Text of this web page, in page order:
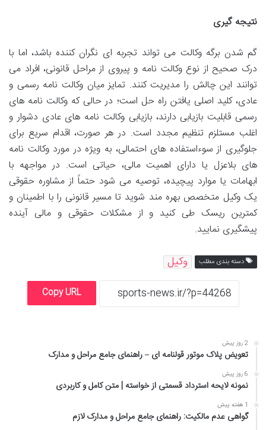
نتیجه گیری
گم شدن برگه وکالت می تواند تجربه ای نگران کننده باشد، اما با
درک صحیح از نوع وکالت نامه و پیروی از مراحل قانونی، افراد می
توانند این چالش را مدیریت کنند. تمایز میان وکالت نامه رسمی و
عادی، کلید اصلی یافتن راه حل است؛ در حالی که وکالت نامه های
رسمی قابلیت بازیابی دارند، بازیابی وکالت نامه های عادی دشوار و
اغلب مستلزم تنظیم مجدد است. در هر صورت، اقدام سریع برای
جلوگیری از سوءاستفاده های احتمالی، به ویژه در مورد وکالت نامه
های بلاعزل یا دارای اهمیت مالی، حیاتی است. در مواجهه با
ابهامات یا موارد پیچیده، توصیه می شود حتماً از مشاوره حقوقی
یک وکیل متخصص بهره مند شوید تا مسیر قانونی را با اطمینان و
کمترین ریسک طی کنید و از مشکلات حقوقی و مالی آینده
پیشگیری نمایید.
دسته بندی مطلب وکیل
Copy URL
2 روز پیش
تعویض پلاک موتور قولنامه ای – راهنمای جامع مراحل و مدارک
6 روز پیش
نمونه لایحه استرداد قسمتی از خواسته | متن کامل و کاربردی
1 هفته پیش
گواهی عدم مالکیت: راهنمای جامع مراحل و مدارک لازم